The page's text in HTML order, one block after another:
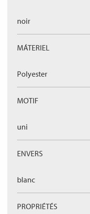
noir
MÁTERIEL
Polyester
MOTIF
uni
ENVERS
blanc
PROPRIÉTÉS